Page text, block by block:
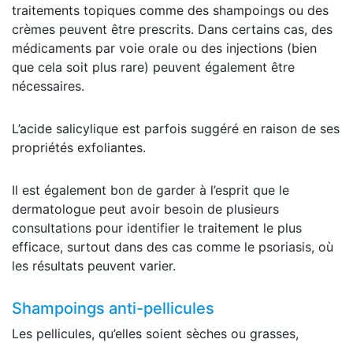
traitements topiques comme des shampoings ou des
crèmes peuvent être prescrits. Dans certains cas, des
médicaments par voie orale ou des injections (bien
que cela soit plus rare) peuvent également être
nécessaires.
L’acide salicylique est parfois suggéré en raison de ses
propriétés exfoliantes.
Il est également bon de garder à l’esprit que le
dermatologue peut avoir besoin de plusieurs
consultations pour identifier le traitement le plus
efficace, surtout dans des cas comme le psoriasis, où
les résultats peuvent varier.
Shampoings anti-pellicules
Les pellicules, qu’elles soient sèches ou grasses,